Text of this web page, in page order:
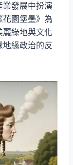
發展中扮演
花園堡壘》為
麗綠地與文化
地緣政治的反